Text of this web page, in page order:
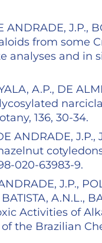
ANDRADE, J.P.,
from some
analyses and in
A.P., DE
136, 30-34.
ANDRADE, J.P.,
020-63983-9.
J.P.,
A.N.L.,
Activities of
Brazilian